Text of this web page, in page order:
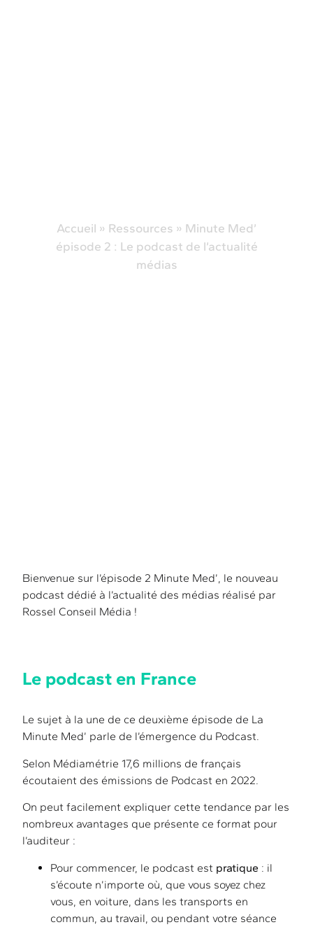
Accueil » Ressources » Minute Med’
épisode 2 : Le podcast de l’actualité
médias
Bienvenue sur l’épisode 2 Minute Med’, le nouveau
podcast dédié à l’actualité des médias réalisé par
Rossel Conseil Média !
Le podcast en France
Le sujet à la une de ce deuxième épisode de La
Minute Med’ parle de l’émergence du Podcast.
Selon Médiamétrie 17,6 millions de français
écoutaient des émissions de Podcast en 2022.
On peut facilement expliquer cette tendance par les
nombreux avantages que présente ce format pour
l’auditeur :
Pour commencer, le podcast est pratique : il
s’écoute n’importe où, que vous soyez chez
vous, en voiture, dans les transports en
commun, au travail, ou pendant votre séance